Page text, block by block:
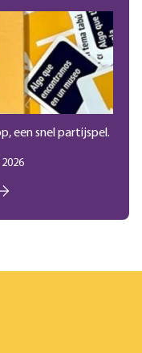
een snel partijspel.